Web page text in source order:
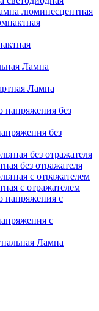
люминесцентная
Лампа
Лампа
без
без отражателя
с отражателем
с
Лампа